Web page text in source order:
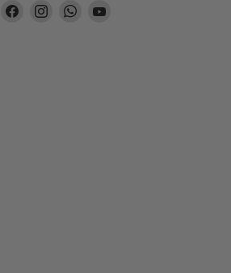
Encuéntrenos
EncuéntrenosEncuéntrenos